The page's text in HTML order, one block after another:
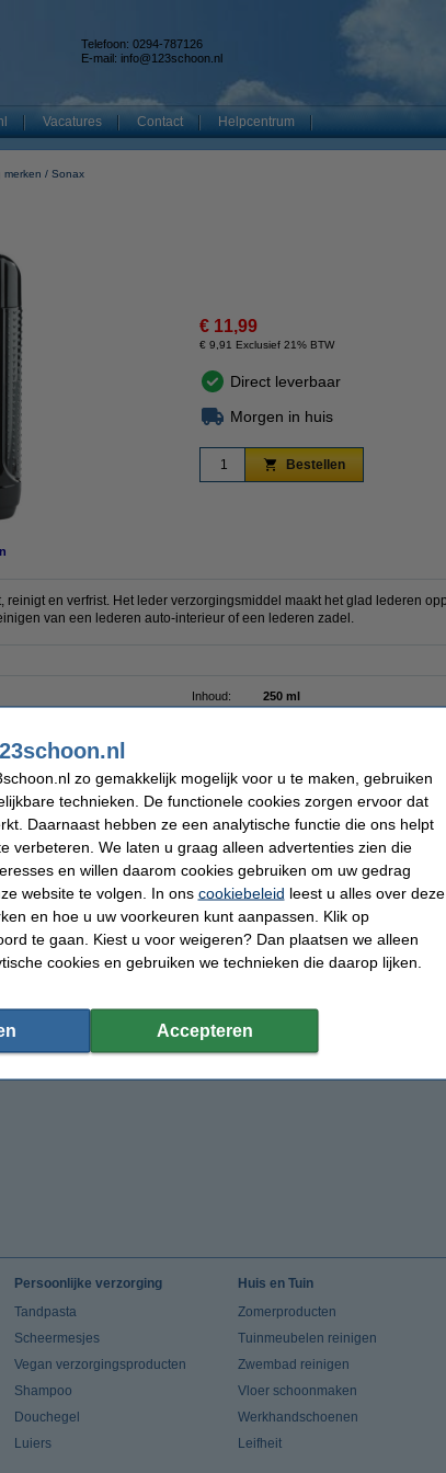
Telefoon: 0294-787126
E-mail: info@123schoon.nl
Vacatures Contact Helpcentrum
merken Sonax
€ 11,99
€ 9,91 Exclusief 21% BTW
Direct leverbaar
Morgen in huis
Bestellen
reinigt en verfrist. Het leder verzorgingsmiddel maakt het glad lederen
van een lederen auto-interieur of een lederen zadel.
Inhoud:
250 ml
Toepassing: Bekleding
artikel ook besteld hebben
Sonax ruitenreiniger (500 ml) Sonax bekledingreiniger (400 ml)
Persoonlijke verzorging
Tandpasta
Scheermesjes
Vegan verzorgingsproducten
Shampoo
Douchegel
Luiers
Huis en Tuin
Zomerproducten
Tuinmeubelen reinigen
Zwembad reinigen
Vloer schoonmaken
Werkhandschoenen
Leifheit
zo gemakkelijk mogelijk voor u te maken, gebruiken
technieken. De functionele cookies zorgen ervoor dat
Daarnaast hebben ze een analytische functie die ons helpt
verbeteren. We laten u graag alleen advertenties zien die
en willen daarom cookies gebruiken om uw gedrag
website te volgen. In ons cookiebeleid leest u alles over deze
en hoe u uw voorkeuren kunt aanpassen. Klik op
te gaan. Kiest u voor weigeren? Dan plaatsen we alleen
cookies en gebruiken we technieken die daarop lijken.
Accepteren